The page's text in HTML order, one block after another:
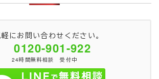
にお問い合わせください。
0120-901-922
24時間無料相談 受付中